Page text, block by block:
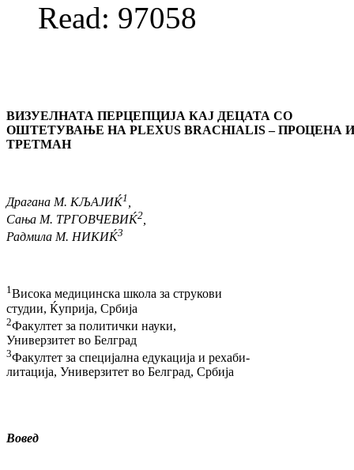
Read: 97058
ВИЗУЕЛНАТА ПЕРЦЕПЦИЈА КАЈ ДЕЦАТА СО
ОШТЕТУВАЊЕ НА PLEXUS BRACHIALIS – ПРОЦЕНА И
ТРЕТМАН
Драгана M. КЉАЈИЌ1
Сања M. ТРГОВЧЕВИЌ2
Радмила M. НИКИЌ3
1Висока медицинска школа за струкови
сту­дии, Ќуприја, Србија
2Факултет за политички науки,
Универзитет во Белград
3Факултет за специјална едукација и ре­хаби-
­­ли­тација, Универзитет во Белград, Србија
Вовед